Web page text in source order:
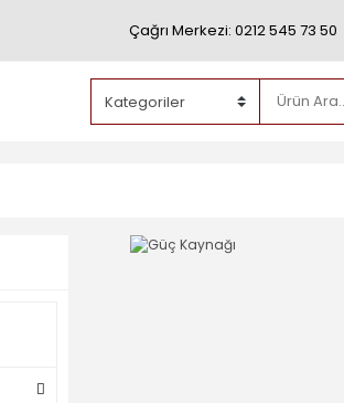
Çağrı Merkezi: 0212 545 73 50